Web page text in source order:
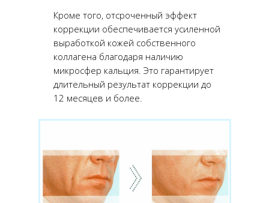
Кроме того, отсроченный эффект
коррекции обеспечивается усиленной
выработкой кожей собственного
коллагена благодаря наличию
микросфер кальция. Это гарантирует
длительный результат коррекции до
12 месяцев и более.